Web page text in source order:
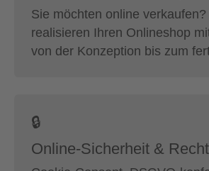
Sie möchten online verkaufen?
realisieren Ihren Onlineshop
von der Konzeption bis zum
🔒
Online-Sicherheit &